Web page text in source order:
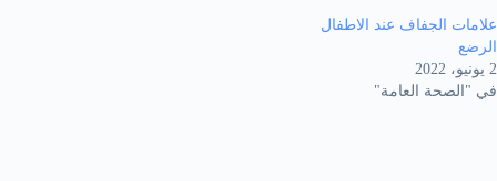
علامات الجفاف عند الاطفال
الرضع
2 يونيو، 2022
في "الصحة العامة"